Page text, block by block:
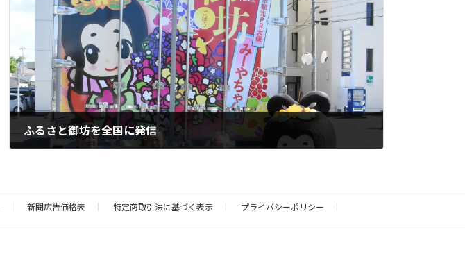
ふるさと御坊を全国に発信
新聞広告価格表 特定商取引法に基づく表示 プライバシーポリシー